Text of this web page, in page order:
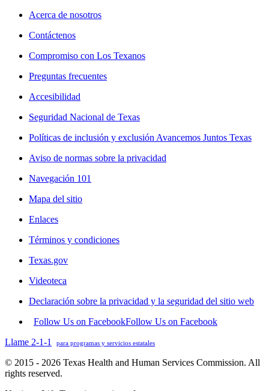
Acerca de nosotros
Contáctenos
Compromiso con Los Texanos
Preguntas frecuentes
Accesibilidad
Seguridad Nacional de Texas
Políticas de inclusión y exclusión Avancemos Juntos Texas
Aviso de normas sobre la privacidad
Navegación 101
Mapa del sitio
Enlaces
Términos y condiciones
Texas.gov
Videoteca
Declaración sobre la privacidad y la seguridad del sitio web
Follow Us on FacebookFollow Us on Facebook
Llame 2-1-1
para programas y servicios estatales
© 2015 - 2026 Texas Health and Human Services Commission. All
rights reserved.